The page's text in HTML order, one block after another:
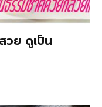
วย ดูเป็น